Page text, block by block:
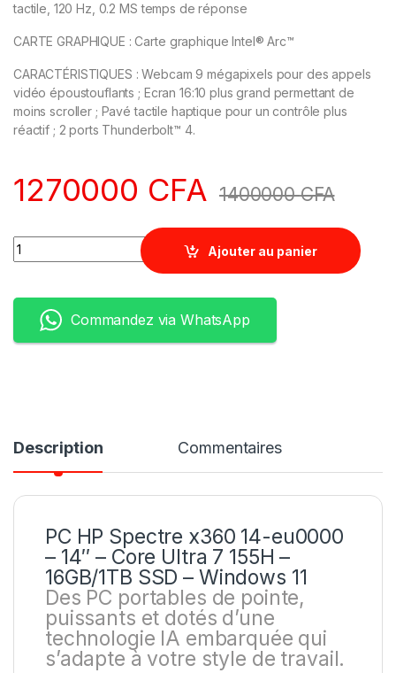
tactile, 120 Hz, 0.2 MS temps de réponse
CARTE GRAPHIQUE :Carte graphique Intel® Arc™
CARACTÉRISTIQUES :Webcam 9 mégapixels pour des appels
vidéo époustouflants ; Ecran 16:10 plus grand permettant de
moins scroller ; Pavé tactile haptique pour un contrôle plus
réactif ; 2 ports Thunderbolt™ 4.
1270000 CFA 1400000CFA
Quantity
Ajouter au panier
Commandez via WhatsApp
Description Commentaires
PC HP Spectre x360 14-eu0000
– 14″ – Core Ultra 7 155H –
16GB/1TB SSD – Windows 11
Des PC portables de pointe,
puissants et dotés d’une
technologie IA embarquée qui
s’adapte à votre style de travail.